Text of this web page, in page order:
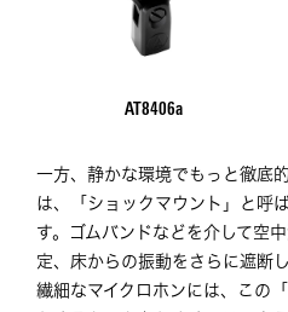
AT8406a
一方、静かな環境でもっと徹底
は、「ショックマウント」と呼
す。ゴムバンドなどを介して空
定、床からの振動をさらに遮断
繊細なマイクロホンには、この